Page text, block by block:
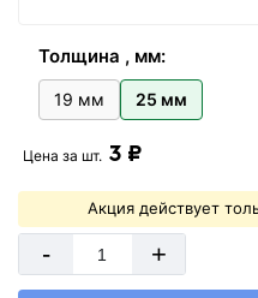
Толщина , мм:
19 мм 25 мм
Цена за шт. 3 ₽
Акция действует
- +